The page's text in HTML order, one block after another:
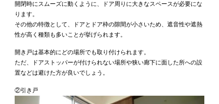
開閉時にスムーズに動くように、ドア周りに大きなスペースが必要にな
ります。
その他の特徴として、ドアとドア枠の隙間が小さいため、遮音性や遮熱
性が高く種類も多いことが挙げられます。
開き戸は基本的にどの場所でも取り付けられます。
ただ、ドアストッパーが付けられない場所や狭い廊下に面した所への設
置などは避けた方が良いでしょう。
②引き戸